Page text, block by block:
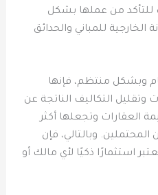
للتأكد من عملها بشكل
للمباني والحدائق
وبشكل منتظم، فإنها
وتقليل التكاليف الناتجة عن
العقارات وتجعلها أكثر
وبالتالي، فإن
استثمارًا ذكيًا لأي مالك أو